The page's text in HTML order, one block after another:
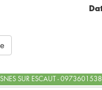
SUR ESCAUT - 0973601538